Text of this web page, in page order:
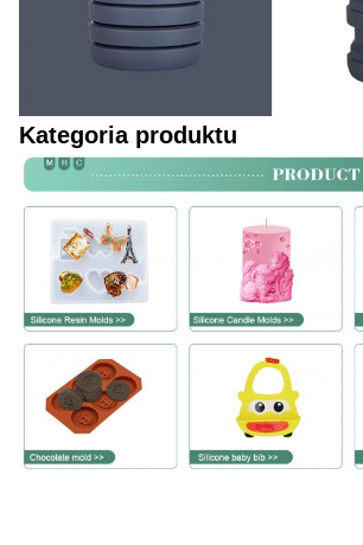
Kategoria produktu